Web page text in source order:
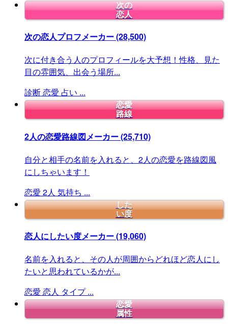
次の
恋人
次の恋人プロフメーカー(28,500)
次に付き合う人のプロフィールを大予想！性格、見た
目の雰囲気、出会う場所...
診断恋愛 占い ...
恋愛
路線
2人の恋愛路線図メーカー(25,710)
自分と相手の名前を入れると、2人の恋愛を路線図風
にしちゃいます！
恋愛 2人 気持ち ...
した
い度
恋人にしたい度メーカー(19,060)
名前を入れると、その人が周囲からどれほど恋人にし
たいと思われているかが...
恋愛 恋人 タイプ ...
恋愛
属性